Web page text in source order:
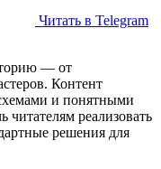
Читать в Telegram
— от
Контент
и понятными
реализовать
решения для